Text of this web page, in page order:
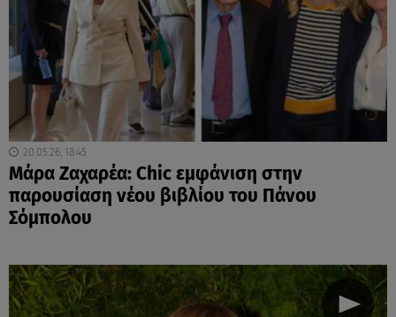
20.05.26, 18:45
Μάρα Ζαχαρέα: Chic εμφάνιση στην
παρουσίαση νέου βιβλίου του Πάνου
Σόμπολου